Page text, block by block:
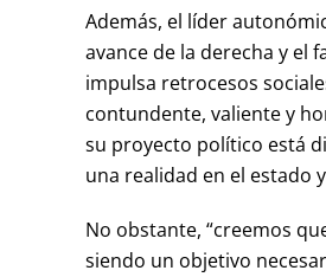
Además, el líder
avance de la derecha y el
impulsa retrocesos
contundente, valiente y
su proyecto político está
una realidad en el estado
No obstante, “creemos
siendo un objetivo